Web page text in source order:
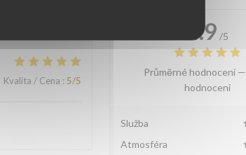
Kvalita / Cena : 5/5
4.9 /5
Průměrné hodnocení —
hodnoceni
Služba
Atmosféra